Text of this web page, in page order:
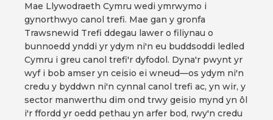
Mae Llywodraeth Cymru wedi ymrwymo i
gynorthwyo canol trefi. Mae gan y gronfa
Trawsnewid Trefi ddegau lawer o filiynau o
bunnoedd ynddi yr ydym ni'n eu buddsoddi ledled
Cymru i greu canol trefi'r dyfodol. Dyna'r pwynt yr
wyf i bob amser yn ceisio ei wneud—os ydym ni'n
credu y byddwn ni'n cynnal canol trefi ac, yn wir, y
sector manwerthu dim ond trwy geisio mynd yn ôl
i'r ffordd yr oedd pethau yn arfer bod, rwy'n credu